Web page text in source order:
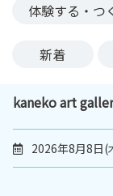
体験する・つ
新着
kaneko art
2026年8月8日(